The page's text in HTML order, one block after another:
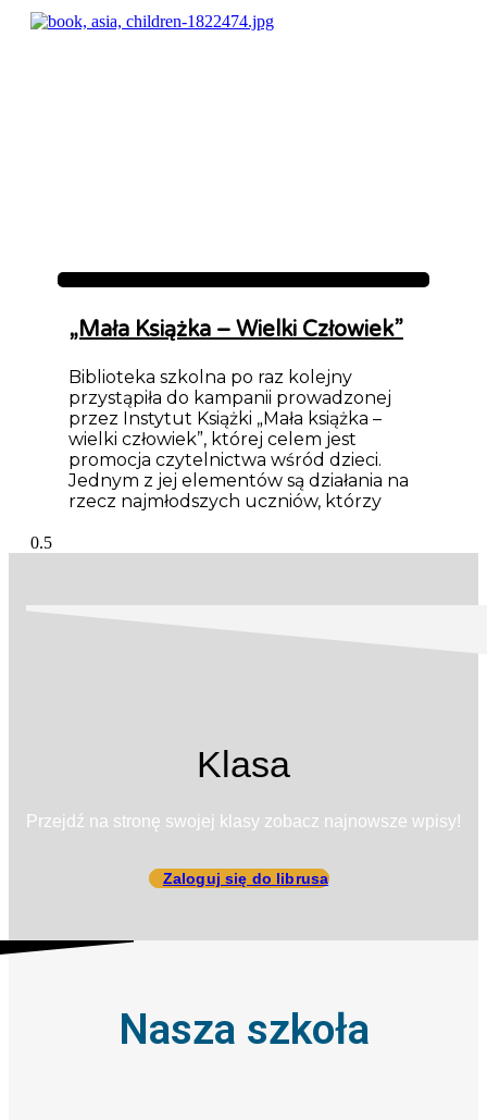
Aktualności
„Mała Książka – Wielki Człowiek”
Biblioteka szkolna po raz kolejny
przystąpiła do kampanii prowadzonej
przez Instytut Książki „Mała książka –
wielki człowiek”, której celem jest
promocja czytelnictwa wśród dzieci.
Jednym z jej elementów są działania na
rzecz najmłodszych uczniów, którzy
Klasa
Przejdź na stronę swojej klasy zobacz najnowsze wpisy!
Zaloguj się do librusa
Nasza szkoła